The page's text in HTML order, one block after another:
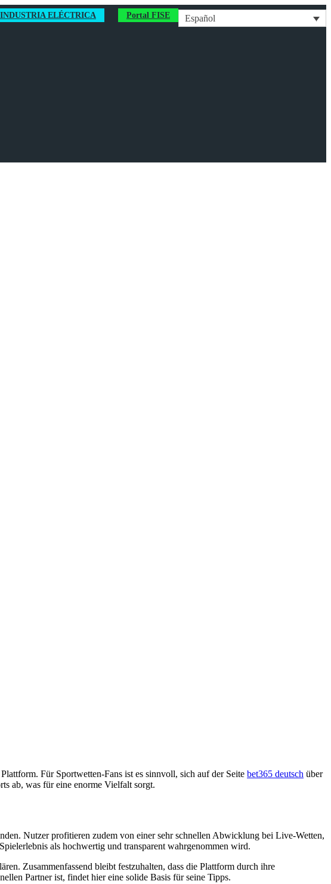
ELÉCTRICA Portal FISE Español
Für Sportwetten-Fans ist es sinnvoll, sich auf der Seite bet365 deutsch über
ab, was für eine enorme Vielfalt sorgt.
Nutzer profitieren zudem von einer sehr schnellen Abwicklung bei Live-Wetten,
als hochwertig und transparent wahrgenommen wird.
Zusammenfassend bleibt festzuhalten, dass die Plattform durch ihre
Partner ist, findet hier eine solide Basis für seine Tipps.